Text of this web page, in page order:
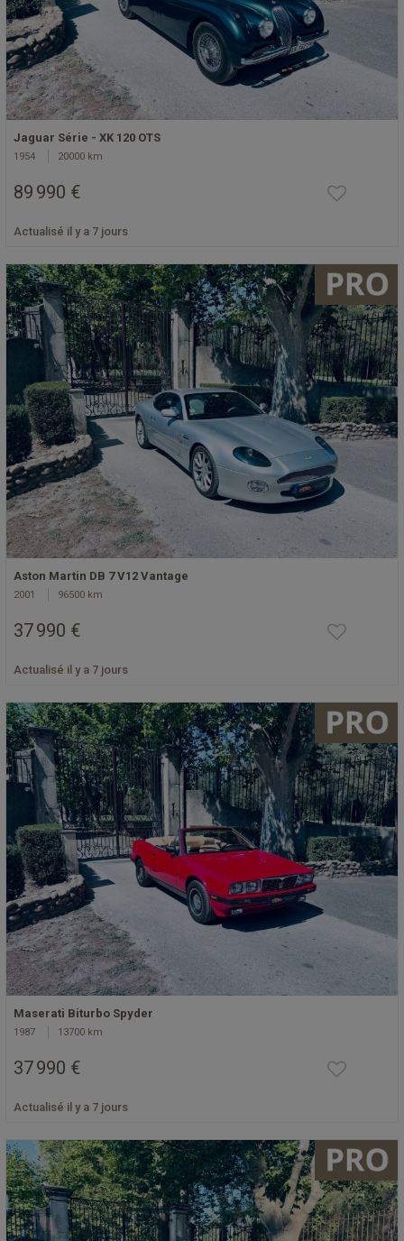
Jaguar Série - XK 120 OTS
1954 20000 km
89 990 €
Actualisé il y a 7 jours
Aston Martin DB 7 V12 Vantage
2001 96500 km
37 990 €
Actualisé il y a 7 jours
Maserati Biturbo Spyder
1987 13700 km
37 990 €
Actualisé il y a 7 jours